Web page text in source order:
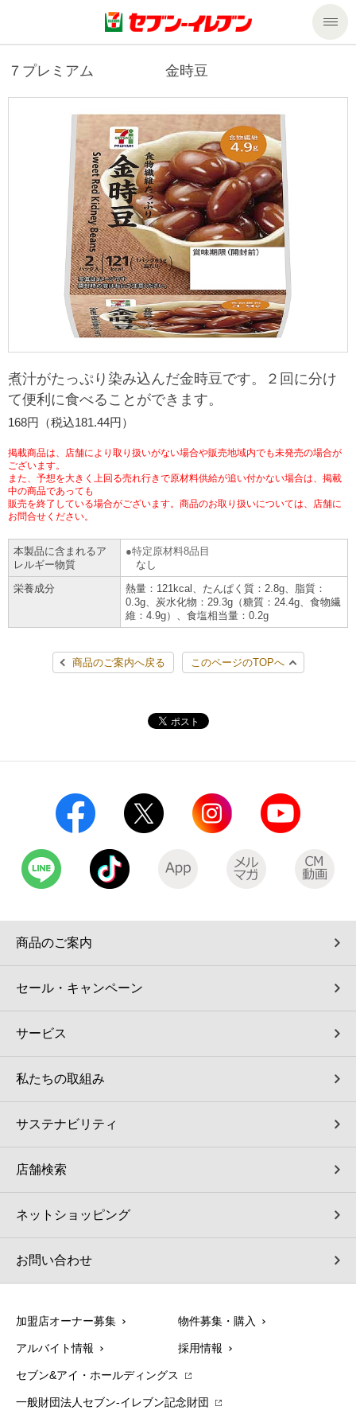
商品のご案内
商品のご案内トップ
今週の新商品
来週の新商品
商品カテゴリ一覧
セブンプレミアム
食の安全・安心への取組み
ギフト
プリペイドカード・金券
ニンテンドー・ダウンロードカード
セール・キャンペーン
サービストップ
nanacoトップ
マルチコピー機でできること
マルチコピー機でできることトップ
コピー
プリント
スキャン
ファクス
チケット
便利なサービス
宅配便
切手・はがき・印紙
セブン銀行ATM
ご利用可能なお支払い方法
各種料金のお支払い
自転車シェアリング（店舗限定）
モバイルバッテリーシェアリング（店舗限定）
チケットサービス
セブンチケット
チケットぴあ
イープラス
CNプレイガイド
セブン‐イレブンでお受取り
タワーレコード
セブンネットショッピング
停電時のサービス停止のお知らせ
企業情報トップ
ニュースリリース
企業理念
会社概要
貸借対照表・損益計算書
沿革
国内店舗数
セブン-イレブンの歴史
私たちの取組み
サステナビリティ
サステナビリティトップ
セブン＆アイ・ホールディングスの重点課題
サステナビリティ活動基本方針
サステナビリティ推進体制
GREEN CHALLENGE 2050
4VISIONS
サステナビリティニュース
サステナビリティレポート
加盟店オーナー募集
店舗検索
ネットショッピング
お問い合わせ
Language
English (Corporate)
English (Services)
한국어(서비스)
７プレミアム 金時豆
煮汁がたっぷり染み込んだ金時豆です。２回に分け
て便利に食べることができます。
168円（税込181.44円）
掲載商品は、店舗により取り扱いがない場合や販売地域内でも未発売の場合が
ございます。
また、予想を大きく上回る売れ行きで原材料供給が追い付かない場合は、掲載
中の商品であっても
販売を終了している場合がございます。商品のお取り扱いについては、店舗に
お問合せください。
本製品に含まれるア
レルギー物質
特定原材料8品目
なし
栄養成分
熱量：121kcal、たんぱく質：2.8g、脂質：
0.3g、炭水化物：29.3g（糖質：24.4g、食物繊
維：4.9g）、食塩相当量：0.2g
商品のご案内へ戻る このページのTOPへ
商品のご案内
セール・キャンペーン
サービス
私たちの取組み
サステナビリティ
店舗検索
ネットショッピング
お問い合わせ
加盟店オーナー募集 物件募集・購入
アルバイト情報 採用情報
セブン&アイ・ホールディングス
一般財団法人セブン-イレブン記念財団